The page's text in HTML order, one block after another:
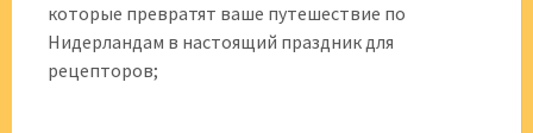
которые превратят ваше путешествие по
Нидерландам в настоящий праздник для
рецепторов;